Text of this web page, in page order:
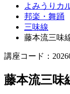
よみうりカ
邦楽・舞踊
三味線
藤本流三味
講座コード：
藤本流三味